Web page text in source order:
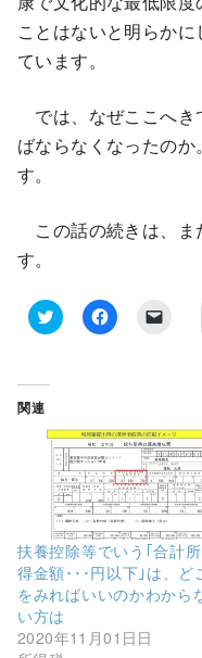
ことはないと明らか
ています。
では、なぜここへき
ばならなくなったの
す。
この話の続きは、ま
す。
ク
し
て
T
w
有
(
新
し
い
ウ
ィ
ン
F
k
で
共
有
す
る
に
は
ク
リ
ッ
ク
し
く
だ
達
に
メ
ー
ル
で
リ
ン
ク
を
送
信
(
し
い
関連
扶養控除等でいう｢合計所
得金額･･･円以下｣は、ど
をみればいいのかわから
い方は
2020年11月01日日